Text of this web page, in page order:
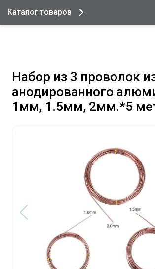
Каталог товаров
Набор из 3 проволок
анодированного
1мм, 1.5мм, 2мм.*5